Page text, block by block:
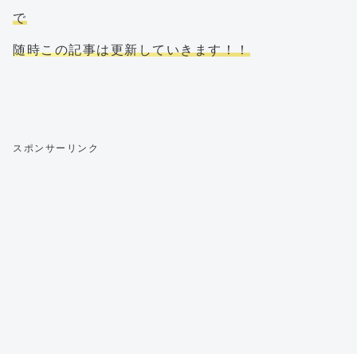
で
随時この記事は更新していきます！！
スポンサーリンク